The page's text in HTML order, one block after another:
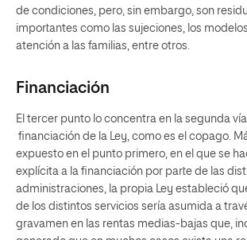
de condiciones, pero, sin embargo, son
importantes como las sujeciones, los
atención a las familias, entre otros.
Financiación
El tercer punto lo concentra en la segunda
financiación de la Ley, como es el copago.
expuesto en el punto primero, en el que se
explícita a la financiación por parte de las
administraciones, la propia Ley estableció
de los distintos servicios sería asumida a
gravamen en las rentas medias-bajas que,